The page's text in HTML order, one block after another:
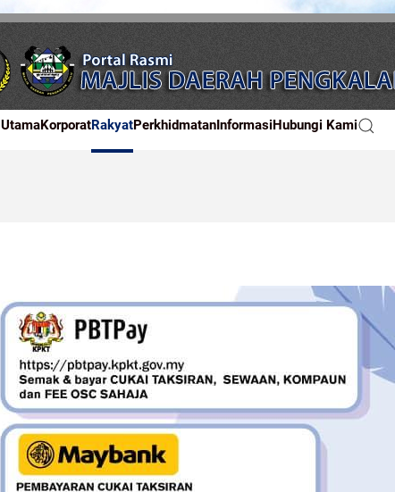
UtamaKorporatRakyatPerkhidmatanInformasiHubungi Kami